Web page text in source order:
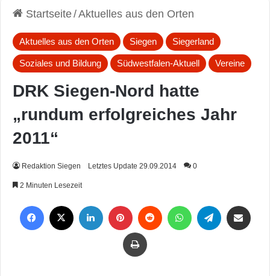
Startseite/Aktuelles aus den Orten
Aktuelles aus den Orten Siegen Siegerland
Soziales und Bildung Südwestfalen-Aktuell Vereine
DRK Siegen-Nord hatte
„rundum erfolgreiches Jahr
2011“
Redaktion Siegen Letztes Update 29.09.2014 0
2 Minuten Lesezeit
Drucken